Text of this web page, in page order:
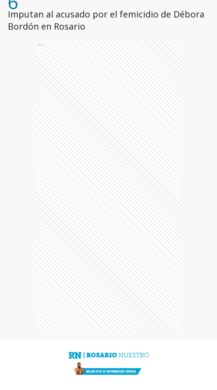
Imputan al acusado por el femicidio de Débora
Bordón en Rosario
Ads